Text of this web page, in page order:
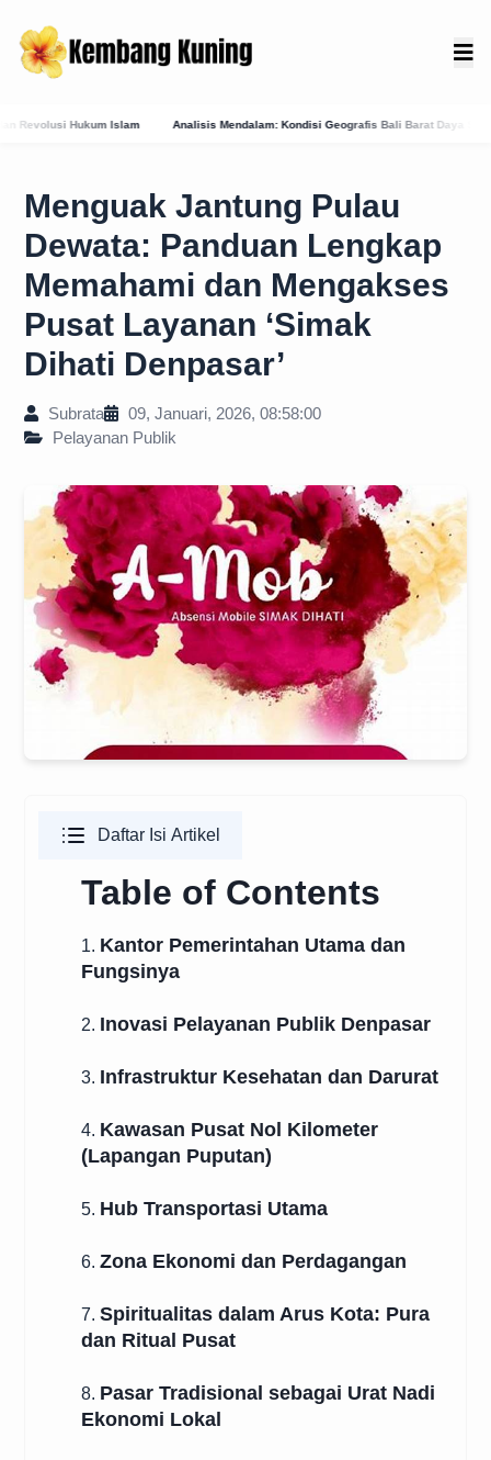
Mendalam: Kondisi Geografis Bali Barat Daya Sebagai Faktor Utama Kemunculan Pusat
Menguak Jantung Pulau
Dewata: Panduan Lengkap
Memahami dan Mengakses
Pusat Layanan ‘Simak
Dihati Denpasar’
Subrata
09, Januari, 2026, 08:58:00
Pelayanan Publik
Daftar Isi Artikel
Table of Contents
1. Kantor Pemerintahan Utama dan
Fungsinya
2. Inovasi Pelayanan Publik Denpasar
3. Infrastruktur Kesehatan dan Darurat
4. Kawasan Pusat Nol Kilometer
(Lapangan Puputan)
5. Hub Transportasi Utama
6. Zona Ekonomi dan Perdagangan
7. Spiritualitas dalam Arus Kota: Pura
dan Ritual Pusat
8. Pasar Tradisional sebagai Urat Nadi
Ekonomi Lokal